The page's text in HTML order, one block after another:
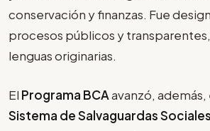
conservación y finanzas. Fue
procesos públicos y
lenguas originarias.
El Programa BCAavanzó,
Sistema de Salvaguardas